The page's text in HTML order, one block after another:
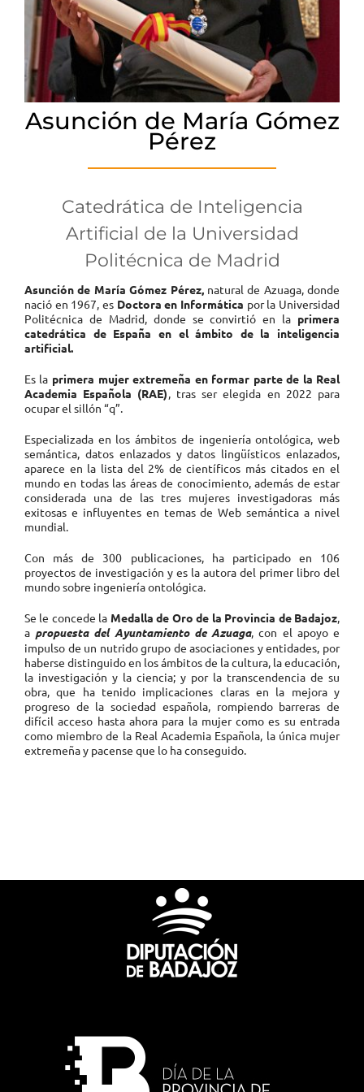
Asunción de María Gómez
Pérez
Catedrática de Inteligencia
Artificial de la Universidad
Politécnica de Madrid
Asunción de María Gómez Pérez,natural de Azuaga, donde
nació en 1967, es Doctora en Informática por la Universidad
Politécnica de Madrid, donde se convirtió en la primera
catedrática de España en el ámbito de la inteligencia
artificial.
Es la primera mujer extremeña en formar parte de la Real
Academia Española (RAE), tras ser elegida en 2022 para
ocupar el sillón “q”.
Especializada en los ámbitos de ingeniería ontológica, web
semántica, datos enlazados y datos lingüísticos enlazados,
aparece en la lista del 2% de científicos más citados en el
mundo en todas las áreas de conocimiento, además de estar
considerada una de las tres mujeres investigadoras más
exitosas e influyentes en temas de Web semántica a nivel
mundial.
Con más de 300 publicaciones, ha participado en 106
proyectos de investigación y es la autora del primer libro del
mundo sobre ingeniería ontológica.
Se le concede la Medalla de Oro de la Provincia de Badajoz,
a propuesta del Ayuntamiento de Azuaga, con el apoyo e
impulso de un nutrido grupo de asociaciones y entidades, por
haberse distinguido en los ámbitos de la cultura, la educación,
la investigación y la ciencia; y por la transcendencia de su
obra, que ha tenido implicaciones claras en la mejora y
progreso de la sociedad española, rompiendo barreras de
difícil acceso hasta ahora para la mujer como es su entrada
como miembro de la Real Academia Española, la única mujer
extremeña y pacense que lo ha conseguido.